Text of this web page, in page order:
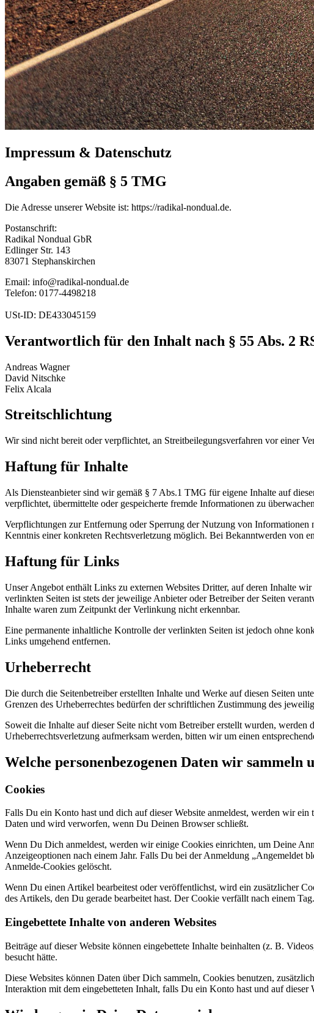
Impressum & Datenschutz
Angaben gemäß § 5 TMG
Die Adresse unserer Website ist: https://radikal-nondual.de.
Postanschrift:
Radikal Nondual GbR
Edlinger Str. 143
83071 Stephanskirchen
Email: info@radikal-nondual.de
Telefon: 0177-4498218
USt-ID: DE433045159
Verantwortlich für den Inhalt nach § 55 Abs. 2
Andreas Wagner
David Nitschke
Felix Alcala
Streitschlichtung
Wir sind nicht bereit oder verpflichtet, an Streitbeilegungsverfahren vor einer
Haftung für Inhalte
Als Diensteanbieter sind wir gemäß § 7 Abs.1 TMG für eigene Inhalte auf
verpflichtet, übermittelte oder gespeicherte fremde Informationen zu
Verpflichtungen zur Entfernung oder Sperrung der Nutzung von
Kenntnis einer konkreten Rechtsverletzung möglich. Bei Bekanntwerden von
Haftung für Links
Unser Angebot enthält Links zu externen Websites Dritter, auf deren Inhalte
verlinkten Seiten ist stets der jeweilige Anbieter oder Betreiber der Seiten
Inhalte waren zum Zeitpunkt der Verlinkung nicht erkennbar.
Eine permanente inhaltliche Kontrolle der verlinkten Seiten ist jedoch ohne
Links umgehend entfernen.
Urheberrecht
Die durch die Seitenbetreiber erstellten Inhalte und Werke auf diesen Seiten
Grenzen des Urheberrechtes bedürfen der schriftlichen Zustimmung des
Soweit die Inhalte auf dieser Seite nicht vom Betreiber erstellt wurden,
Urheberrechtsverletzung aufmerksam werden, bitten wir um einen
Welche personenbezogenen Daten wir sammeln
Cookies
Falls Du ein Konto hast und dich auf dieser Website anmeldest, werden wir
Daten und wird verworfen, wenn Du Deinen Browser schließt.
Wenn Du Dich anmeldest, werden wir einige Cookies einrichten, um Deine
Anzeigeoptionen nach einem Jahr. Falls Du bei der Anmeldung
Anmelde-Cookies gelöscht.
Wenn Du einen Artikel bearbeitest oder veröffentlichst, wird ein zusätzlicher
des Artikels, den Du gerade bearbeitet hast. Der Cookie verfällt nach einem Tag.
Eingebettete Inhalte von anderen Websites
Beiträge auf dieser Website können eingebettete Inhalte beinhalten (z. B.
besucht hätte.
Diese Websites können Daten über Dich sammeln, Cookies benutzen,
Interaktion mit dem eingebetteten Inhalt, falls Du ein Konto hast und auf dieser